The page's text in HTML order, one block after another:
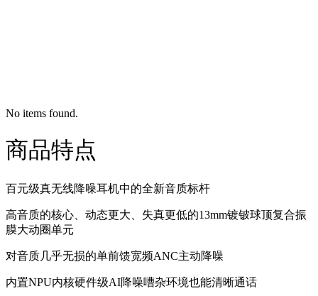
No items found.
商品特点
百元级真无线降噪耳机中的全新音质标杆
高音质的核心、动态更大、失真更低的13mm镀铍球顶复合振
膜大动圈单元
对音质几乎无损的单前馈宽频ANC主动降噪
内置NPU内核硬件级AI降噪嘈杂环境也能清晰通话